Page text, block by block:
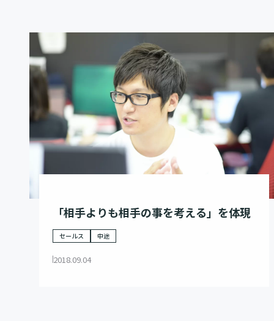
「相手よりも相手の事を考える」を体現
セールス 中途
2018.09.04